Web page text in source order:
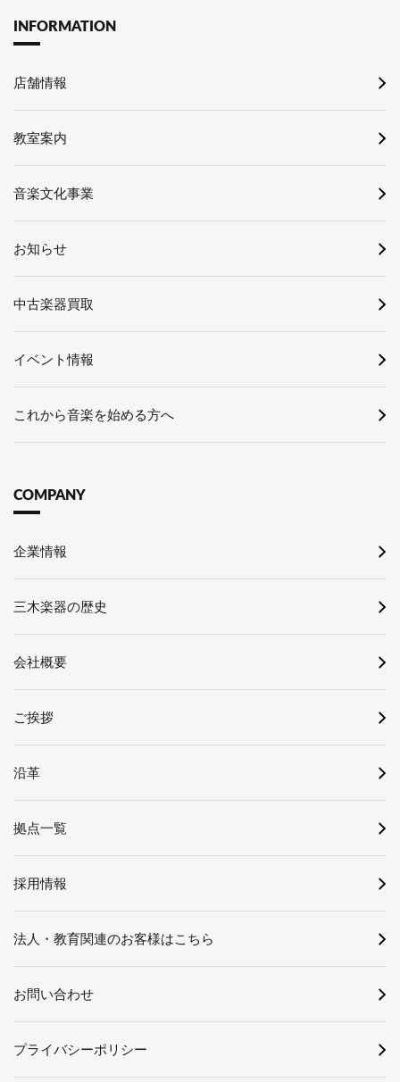
INFORMATION
店舗情報
教室案内
音楽文化事業
お知らせ
中古楽器買取
イベント情報
これから音楽を始める方へ
COMPANY
企業情報
三木楽器の歴史
会社概要
ご挨拶
沿革
拠点一覧
採用情報
法人・教育関連のお客様はこちら
お問い合わせ
プライバシーポリシー